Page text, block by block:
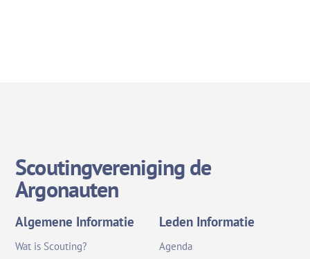
Scoutingvereniging de
Argonauten
Algemene Informatie
Wat is Scouting?
Leden Informatie
Agenda